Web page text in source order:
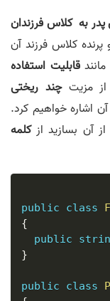
به کلاس فرزندان
کلاس فرزند آن
قابلیت استفاده
از مزیتچند ریختی
اشاره خواهیم کرد.
از آن بسازید ازکلمه
public class
{
public
}
public class